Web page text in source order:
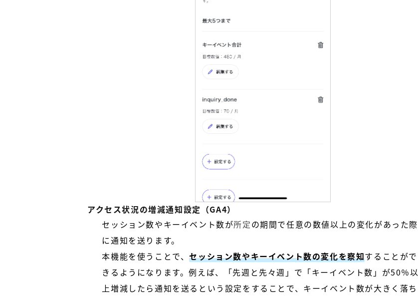
アクセス状況の増減通知設定（GA4）
セッション数やキーイベント数が所定の期間で任意の数値以上の変化があった際
に通知を送ります。
本機能を使うことで、セッション数やキーイベント数の変化を察知することがで
きるようになります。例えば、「先週と先々週」で「キーイベント数」が50％以
上増減したら通知を送るという設定をすることで、キーイベント数が大きく落ち